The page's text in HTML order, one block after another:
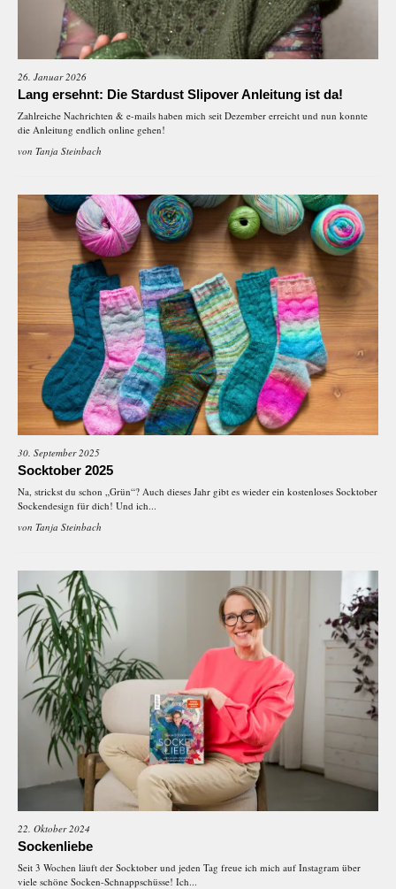
26. Januar 2026
Lang ersehnt: Die Stardust Slipover Anleitung ist da!
Zahlreiche Nachrichten & e-mails haben mich seit Dezember erreicht und nun konnte
die Anleitung endlich online gehen!
von Tanja Steinbach
30. September 2025
Socktober 2025
Na, strickst du schon „Grün“? Auch dieses Jahr gibt es wieder ein kostenloses Socktober
Sockendesign für dich! Und ich...
von Tanja Steinbach
22. Oktober 2024
Sockenliebe
Seit 3 Wochen läuft der Socktober und jeden Tag freue ich mich auf Instagram über
viele schöne Socken-Schnappschüsse! Ich...